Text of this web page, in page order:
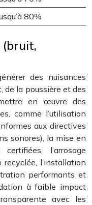
80%
(bruit,
des nuisances
de la poussière et des
en œuvre des
comme l’utilisation
aux directives
sonores), la mise en
l’arrosage
recyclée, l’installation
performants et
à faible impact
avec les